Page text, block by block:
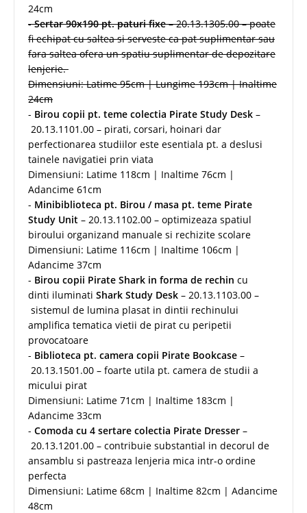
24cm
-Sertar 90x190 pt. paturi fixe– 20.13.1305.00 – poate
fi echipat cu saltea si serveste ca pat suplimentar sau
fara saltea ofera un spatiu suplimentar de depozitare
lenjerie.
Dimensiuni: Latime 95cm | Lungime 193cm | Inaltime
24cm
- Birou copii pt. teme colectia Pirate Study Desk –
20.13.1101.00 – pirati, corsari, hoinari dar
perfectionarea studiilor este esentiala pt. a deslusi
tainele navigatiei prin viata
Dimensiuni: Latime 118cm | Inaltime 76cm |
Adancime 61cm
- Minibiblioteca pt. Birou / masa pt. teme Pirate
Study Unit – 20.13.1102.00 – optimizeaza spatiul
biroului organizand manuale si rechizite scolare
Dimensiuni: Latime 116cm | Inaltime 106cm |
Adancime 37cm
- Birou copii Pirate Shark in forma de rechin cu
dinti iluminati Shark Study Desk – 20.13.1103.00 –
sistemul de lumina plasat in dintii rechinului
amplifica tematica vietii de pirat cu peripetii
provocatoare
- Biblioteca pt. camera copii Pirate Bookcase –
20.13.1501.00 – foarte utila pt. camera de studii a
micului pirat
Dimensiuni: Latime 71cm | Inaltime 183cm |
Adancime 33cm
- Comoda cu 4 sertare colectia Pirate Dresser –
20.13.1201.00 – contribuie substantial in decorul de
ansamblu si pastreaza lenjeria mica intr-o ordine
perfecta
Dimensiuni: Latime 68cm | Inaltime 82cm | Adancime
48cm